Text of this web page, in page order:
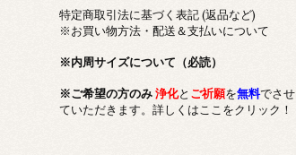
特定商取引法に基づく表記 (返品など)
※お買い物方法・配送＆支払いについて
※内周サイズについて（必読）
※ご希望の方のみ浄化と ご祈願を無料でさせ
ていただきます。詳しくはここをクリック！